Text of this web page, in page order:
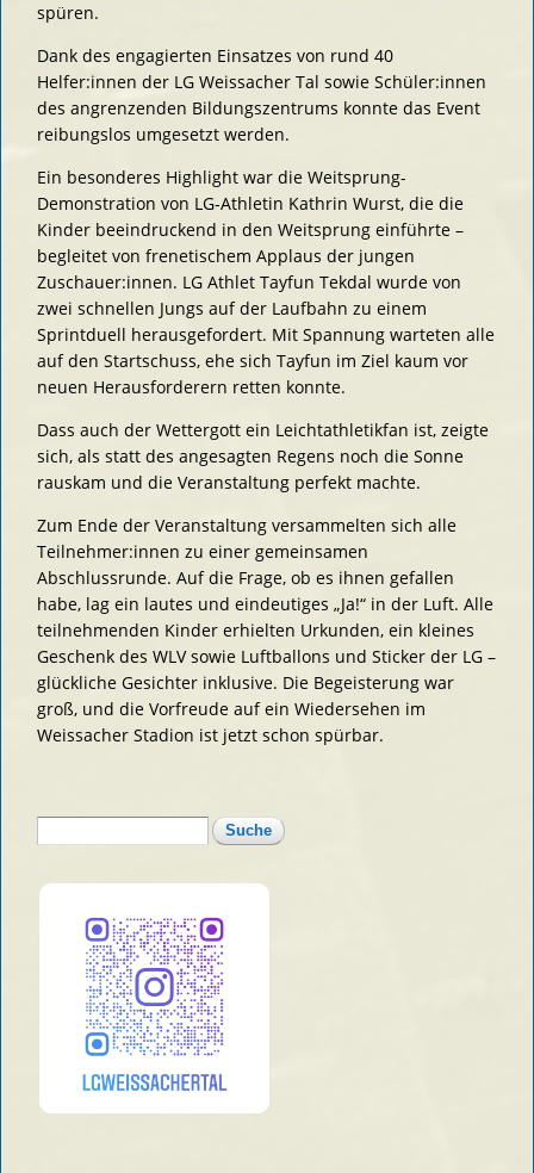
spüren.
Dank des engagierten Einsatzes von rund 40
Helfer:innen der LG Weissacher Tal sowie Schüler:innen
des angrenzenden Bildungszentrums konnte das Event
reibungslos umgesetzt werden.
Ein besonderes Highlight war die Weitsprung-
Demonstration von LG‑Athletin Kathrin Wurst, die die
Kinder beeindruckend in den Weitsprung einführte –
begleitet von frenetischem Applaus der jungen
Zuschauer:innen. LG Athlet Tayfun Tekdal wurde von
zwei schnellen Jungs auf der Laufbahn zu einem
Sprintduell herausgefordert. Mit Spannung warteten alle
auf den Startschuss, ehe sich Tayfun im Ziel kaum vor
neuen Herausforderern retten konnte.
Dass auch der Wettergott ein Leichtathletikfan ist, zeigte
sich, als statt des angesagten Regens noch die Sonne
rauskam und die Veranstaltung perfekt machte.
Zum Ende der Veranstaltung versammelten sich alle
Teilnehmer:innen zu einer gemeinsamen
Abschlussrunde. Auf die Frage, ob es ihnen gefallen
habe, lag ein lautes und eindeutiges „Ja!“ in der Luft. Alle
teilnehmenden Kinder erhielten Urkunden, ein kleines
Geschenk des WLV sowie Luftballons und Sticker der LG –
glückliche Gesichter inklusive. Die Begeisterung war
groß, und die Vorfreude auf ein Wiedersehen im
Weissacher Stadion ist jetzt schon spürbar.